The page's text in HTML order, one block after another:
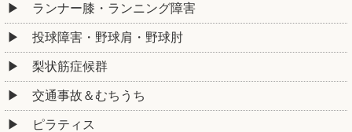
ランナー膝・ランニング障害
投球障害・野球肩・野球肘
梨状筋症候群
交通事故＆むちうち
ピラティス